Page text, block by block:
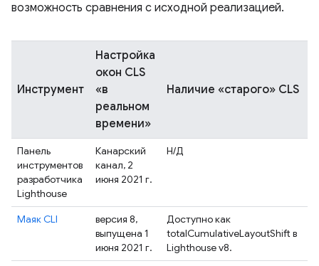
возможность сравнения с исходной реализацией.
Инструмент
Настройка
окон CLS
«в
реальном
времени»
Наличие «старого» CLS
Панель
инструментов
разработчика
Lighthouse
Канарский
канал, 2
июня 2021 г.
Н/Д
Маяк CLI
версия 8,
выпущена 1
июня 2021 г.
Доступно как
totalCumulativeLayoutShift в
Lighthouse v8.